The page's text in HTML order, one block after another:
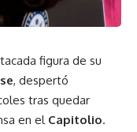
figura de su
, despertó
tras quedar
en el Capitolio.